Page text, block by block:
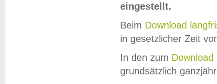
eingestellt.
Beim Download
in gesetzlicher Zeit
In den zum Download
grundsätzlich